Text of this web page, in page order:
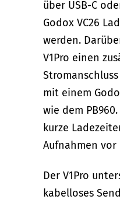
über USB-C
Godox VC26
werden.
V1Pro einen
mit einem
wie dem
kurze
Aufnahmen vor
Der V1Pro
kabelloses